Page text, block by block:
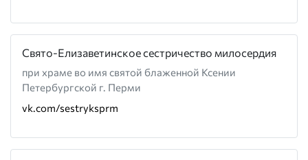
Свято-Елизаветинское сестричество милосердия
при храме во имя святой блаженной Ксении
Петербургской г. Перми
vk.com/sestryksprm